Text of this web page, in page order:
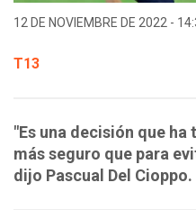
12 DE NOVIEMBRE DE 2022 -
T13
"Es una decisión que
más seguro que para
dijo Pascual Del Cioppo.